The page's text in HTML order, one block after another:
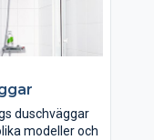
höga kvalitet,
och smarta
duschväggar
modeller och